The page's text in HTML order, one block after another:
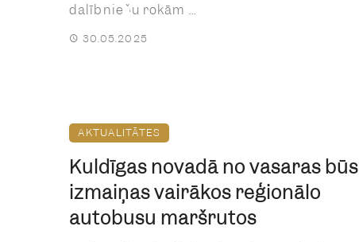
dalībnieču rokām ...
30.05.2025
AKTUALITĀTES
Kuldīgas novadā no vasaras būs
izmaiņas vairākos reģionālo
autobusu maršrutos